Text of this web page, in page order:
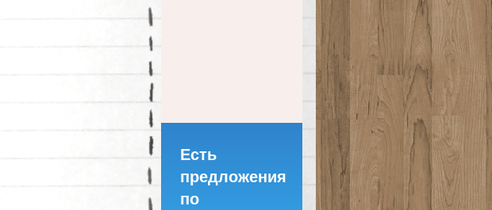
Есть
предложения
по